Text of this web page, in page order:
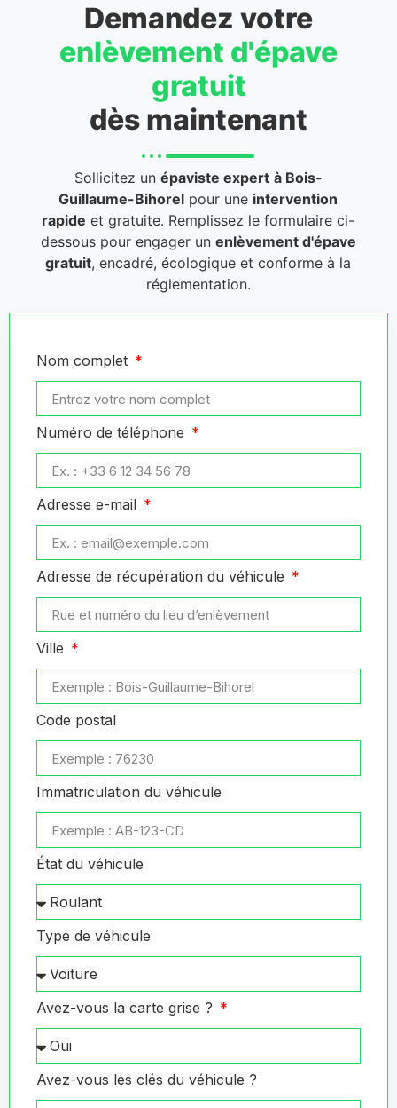
Demandez votre
enlèvement d'épave
gratuit
dès maintenant
Sollicitez un épaviste expert à Bois-
Guillaume-Bihorel pour une intervention
rapide et gratuite. Remplissez le formulaire ci-
dessous pour engager un enlèvement d'épave
gratuit, encadré, écologique et conforme à la
réglementation.
Nom complet
Numéro de téléphone
Adresse e-mail
Adresse de récupération du véhicule
Ville
Code postal
Immatriculation du véhicule
État du véhicule
Type de véhicule
Avez-vous la carte grise ?
Avez-vous les clés du véhicule ?